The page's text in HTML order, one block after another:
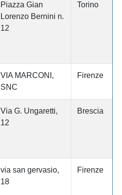
Piazza Gian
Lorenzo Bernini n.
12
Torino
VIA MARCONI,
SNC
Firenze
Via G. Ungaretti,
12
Brescia
via san gervasio,
18
Firenze